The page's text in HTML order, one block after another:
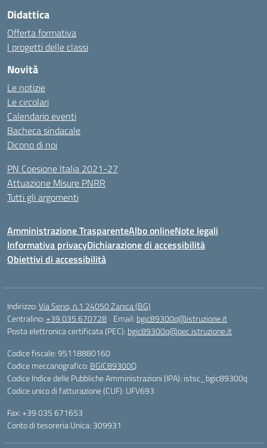
Didattica
Offerta formativa
I progetti delle classi
Novità
Le notizie
Le circolari
Calendario eventi
Bacheca sindacale
Dicono di noi
PN Coesione Italia 2021-27
Attuazione Misure PNRR
Tutti gli argomenti
Amministrazione TrasparenteAlbo onlineNote legali
Informativa privacyDichiarazione di accessibilità
Obiettivi di accessibilità
Indirizzo:Via Serio, n.1 24050 Zanica (BG)
Centralino:+39 035 670728 Email: bgic89300q@istruzione.it
Posta elettronica certificata (PEC): bgic89300q@pec.istruzione.it
Codice fiscale: 95118880160
Codice meccanografico: BGIC89300Q
Codice Indice delle Pubbliche Amministrazioni (IPA): istsc_bgic89300q
Codice unico di fatturazione (CUF): UFV693
Fax: +39 035 671653
Conto di tesoreria Unica: 309931